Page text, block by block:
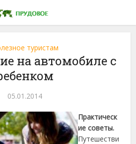
туристам
на автомобиле с
05.01.2014
Практическ
ие советы.
Путешестви